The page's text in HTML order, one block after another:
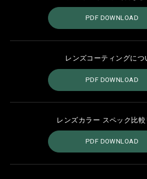
PDF DOWNLOAD
レンズコーティングにつ
PDF DOWNLOAD
レンズカラー スペック比較
PDF DOWNLOAD